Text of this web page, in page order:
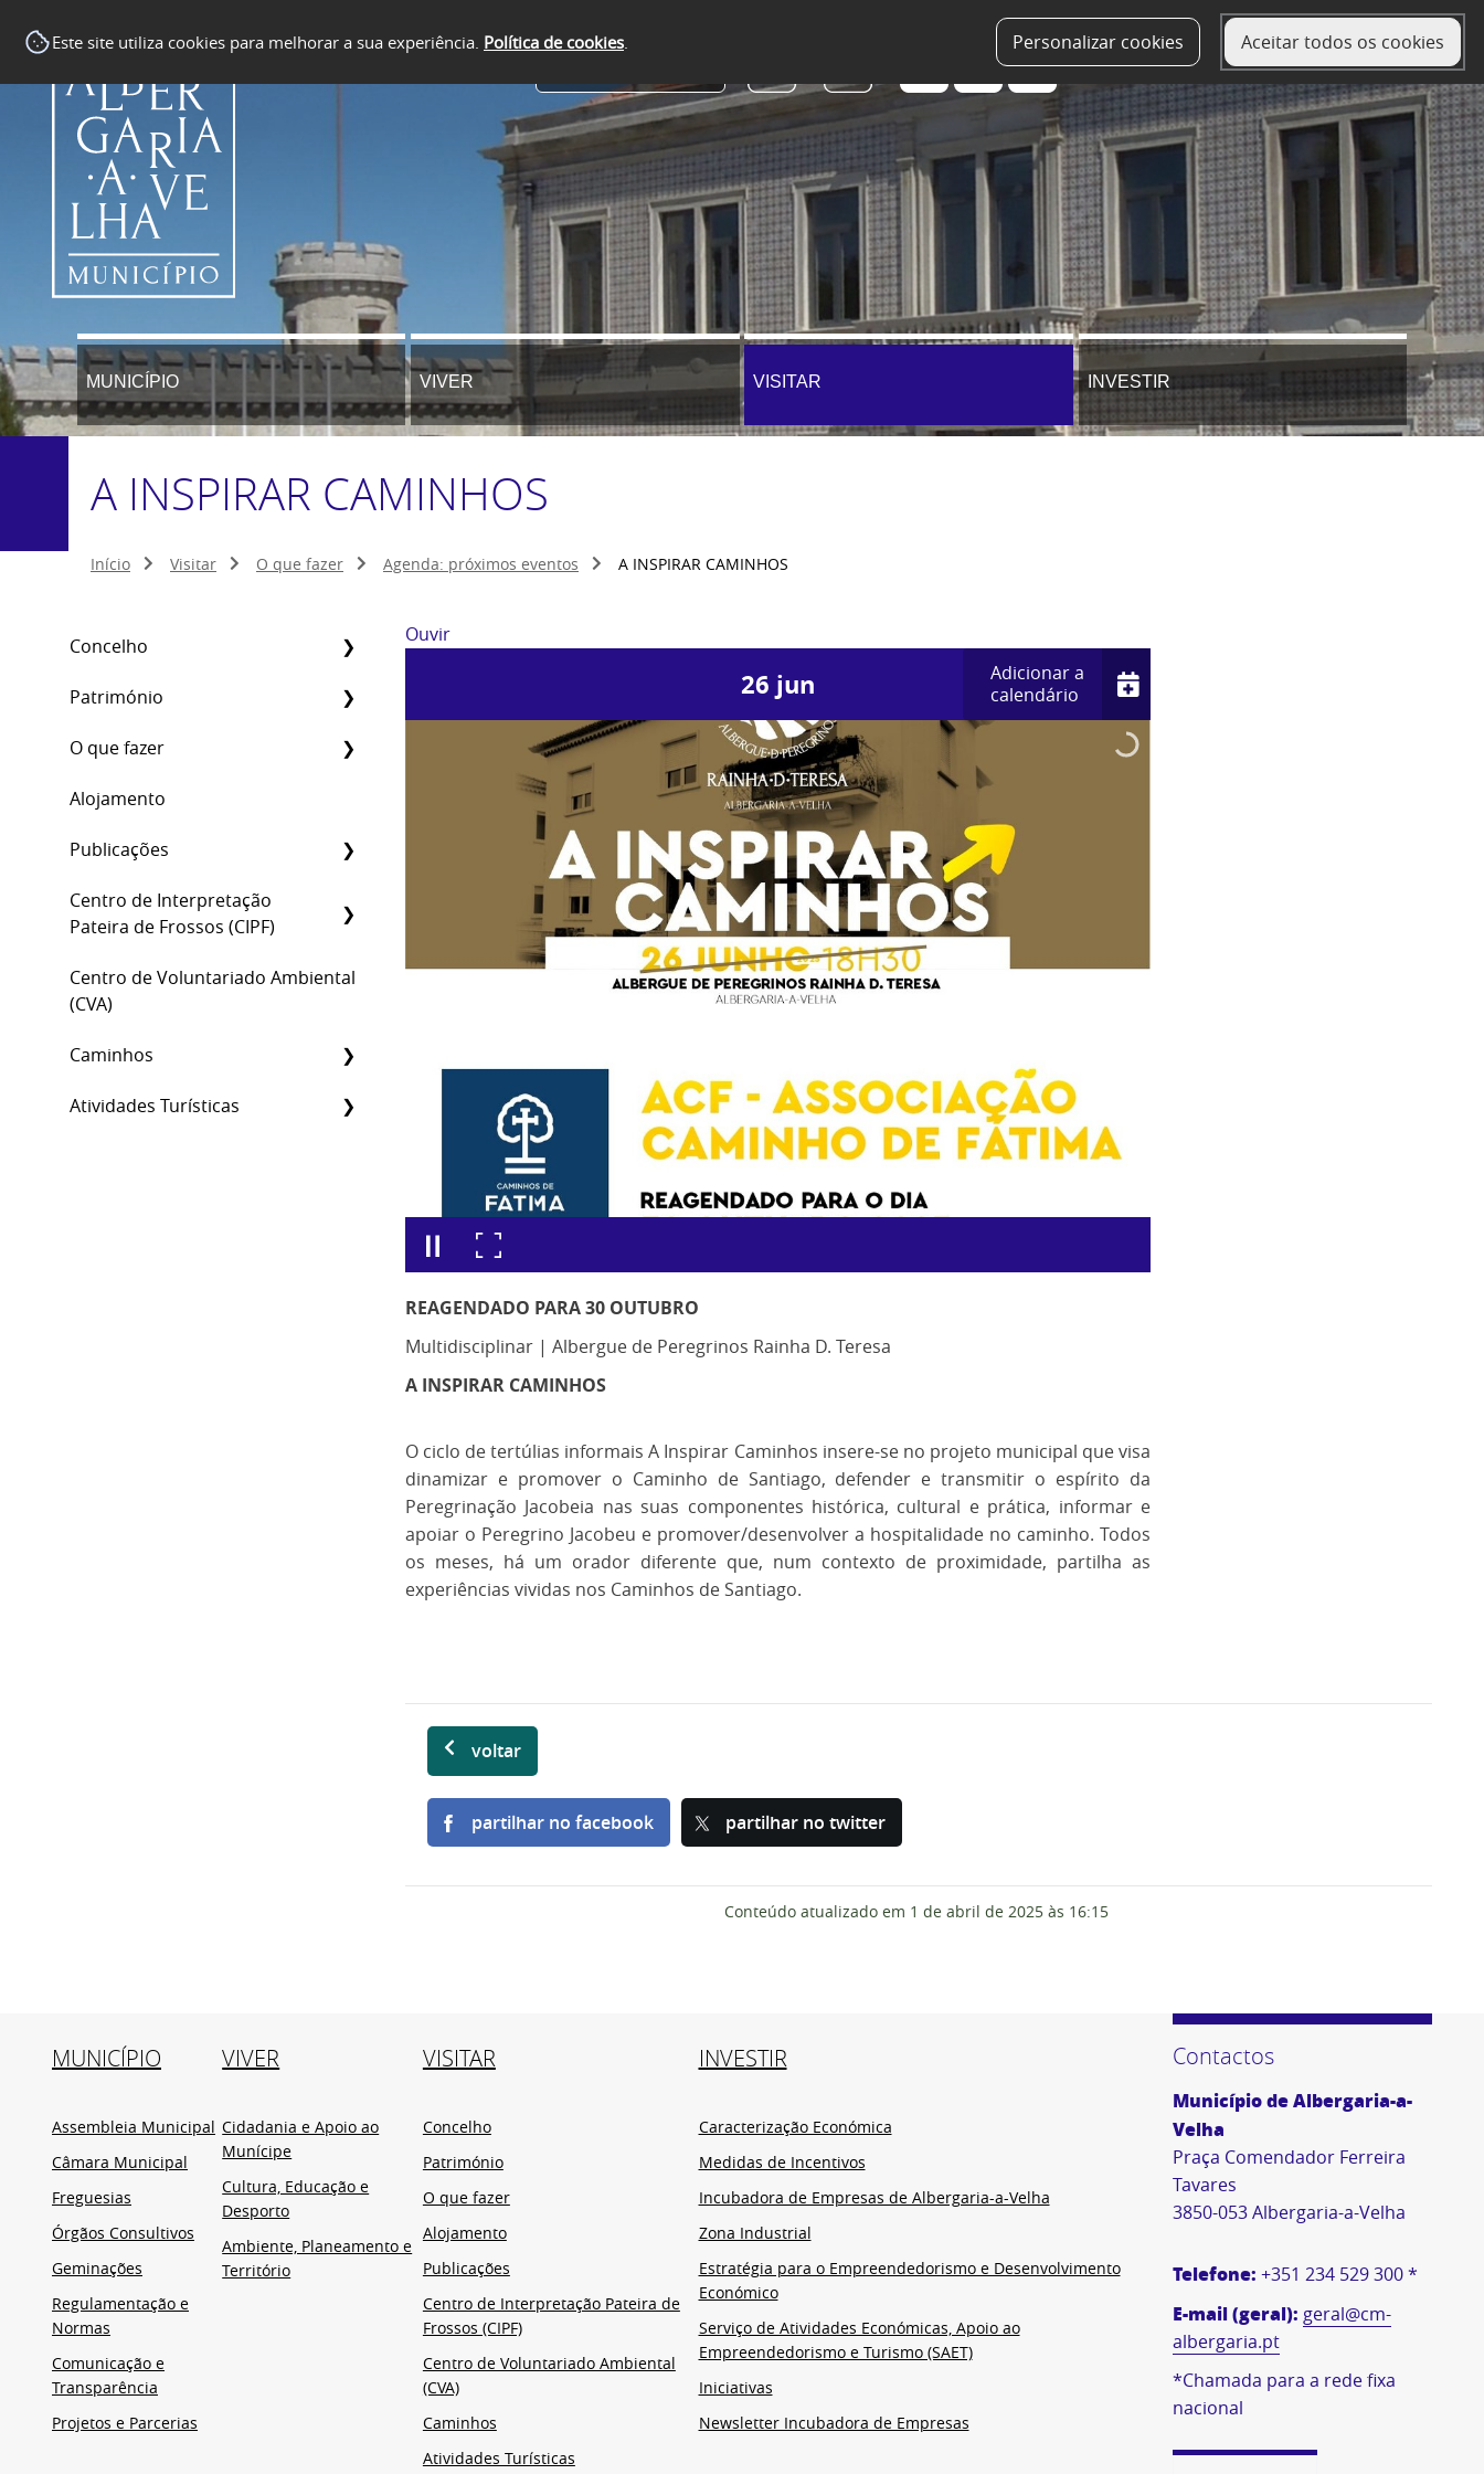
Este site utiliza cookies para melhorar a sua experiência. Política de cookies. Personalizar cookies
Aceitar todos os cookies
MUNICÍPIO VIVER VISITAR INVESTIR
A INSPIRAR CAMINHOS
Início Visitar O que fazer Agenda: próximos eventos A INSPIRAR CAMINHOS
Concelho
Património
O que fazer
Alojamento
Publicações
Centro de Interpretação
Pateira de Frossos (CIPF)
Centro de Voluntariado Ambiental
(CVA)
Caminhos
Atividades Turísticas
Ouvir
26 jun
Adicionar a
calendário
REAGENDADO PARA 30 OUTUBRO
Multidisciplinar | Albergue de Peregrinos Rainha D. Teresa
A INSPIRAR CAMINHOS
O ciclo de tertúlias informais A Inspirar Caminhos insere-se no projeto municipal que visa
dinamizar e promover o Caminho de Santiago, defender e transmitir o espírito da
Peregrinação Jacobeia nas suas componentes histórica, cultural e prática, informar e
apoiar o Peregrino Jacobeu e promover/desenvolver a hospitalidade no caminho. Todos
os meses, há um orador diferente que, num contexto de proximidade, partilha as
experiências vividas nos Caminhos de Santiago.
voltar
partilhar no facebook partilhar no twitter
Conteúdo atualizado em 1 de abril de 2025 às 16:15
MUNICÍPIO
Assembleia Municipal
Câmara Municipal
Freguesias
Órgãos Consultivos
Geminações
Regulamentação e
Normas
Comunicação e
Transparência
Projetos e Parcerias
VIVER
Cidadania e Apoio ao
Munícipe
Cultura, Educação e
Desporto
Ambiente, Planeamento e
Território
VISITAR
Concelho
Património
O que fazer
Alojamento
Publicações
Centro de Interpretação Pateira de
Frossos (CIPF)
Centro de Voluntariado Ambiental
(CVA)
Caminhos
Atividades Turísticas
INVESTIR
Caracterização Económica
Medidas de Incentivos
Incubadora de Empresas de Albergaria-a-Velha
Zona Industrial
Estratégia para o Empreendedorismo e Desenvolvimento
Económico
Serviço de Atividades Económicas, Apoio ao
Empreendedorismo e Turismo (SAET)
Iniciativas
Newsletter Incubadora de Empresas
Contactos
Município de Albergaria-a-
Velha
Praça Comendador Ferreira
Tavares
3850-053 Albergaria-a-Velha
Telefone: +351 234 529 300 *
E-mail (geral): geral@cm-
albergaria.pt
*Chamada para a rede fixa
nacional